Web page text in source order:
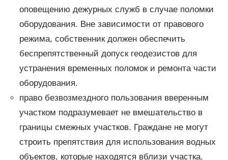
оповещению дежурных служб в случае поломки
оборудования. Вне зависимости от правового
режима, собственник должен обеспечить
беспрепятственный допуск геодезистов для
устранения временных поломок и ремонта части
оборудования.
право безвозмездного пользования вверенным
участком подразумевает не вмешательство в
границы смежных участков. Граждане не могут
строить препятствия для использования водных
объектов, которые находятся вблизи участка.